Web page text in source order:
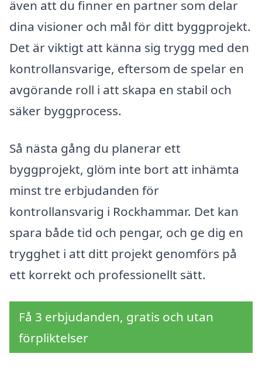
även att du finner en partner som delar
dina visioner och mål för ditt byggprojekt.
Det är viktigt att känna sig trygg med den
kontrollansvarige, eftersom de spelar en
avgörande roll i att skapa en stabil och
säker byggprocess.
Så nästa gång du planerar ett
byggprojekt, glöm inte bort att inhämta
minst tre erbjudanden för
kontrollansvarig i Rockhammar. Det kan
spara både tid och pengar, och ge dig en
trygghet i att ditt projekt genomförs på
ett korrekt och professionellt sätt.
Få 3 erbjudanden, gratis och utan
förpliktelser